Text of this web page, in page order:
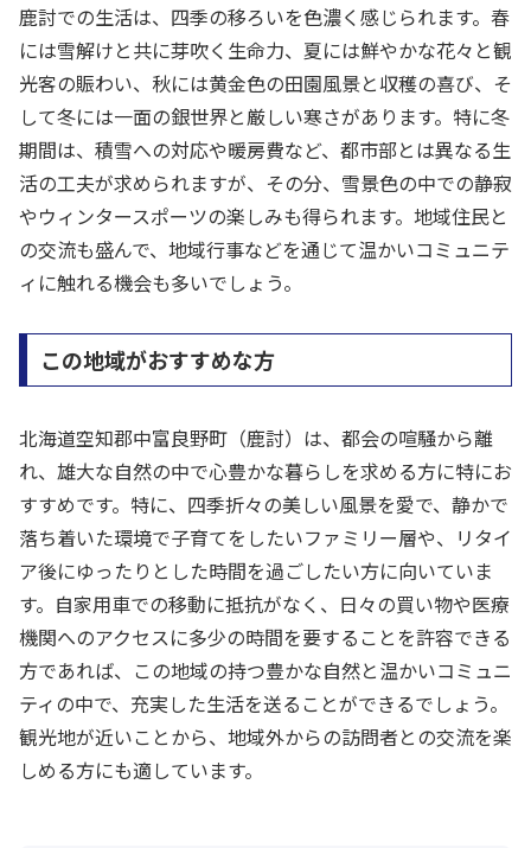
鹿討での生活は、四季の移ろいを色濃く感じられます。春
には雪解けと共に芽吹く生命力、夏には鮮やかな花々と観
光客の賑わい、秋には黄金色の田園風景と収穫の喜び、そ
して冬には一面の銀世界と厳しい寒さがあります。特に冬
期間は、積雪への対応や暖房費など、都市部とは異なる生
活の工夫が求められますが、その分、雪景色の中での静寂
やウィンタースポーツの楽しみも得られます。地域住民と
の交流も盛んで、地域行事などを通じて温かいコミュニテ
ィに触れる機会も多いでしょう。
この地域がおすすめな方
北海道空知郡中富良野町（鹿討）は、都会の喧騒から離
れ、雄大な自然の中で心豊かな暮らしを求める方に特にお
すすめです。特に、四季折々の美しい風景を愛で、静かで
落ち着いた環境で子育てをしたいファミリー層や、リタイ
ア後にゆったりとした時間を過ごしたい方に向いていま
す。自家用車での移動に抵抗がなく、日々の買い物や医療
機関へのアクセスに多少の時間を要することを許容できる
方であれば、この地域の持つ豊かな自然と温かいコミュニ
ティの中で、充実した生活を送ることができるでしょう。
観光地が近いことから、地域外からの訪問者との交流を楽
しめる方にも適しています。